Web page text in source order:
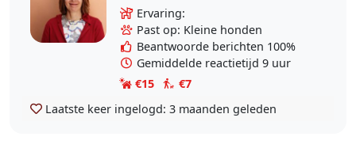
als gezinslid. Ik heb zelf nog geen
hond gehad, wel allerlei vogels,
een..
Ervaring:
Past op: Kleine honden
Beantwoorde berichten 100%
Gemiddelde reactietijd 9 uur
€15
€7
Laatste keer ingelogd: 3 maanden geleden